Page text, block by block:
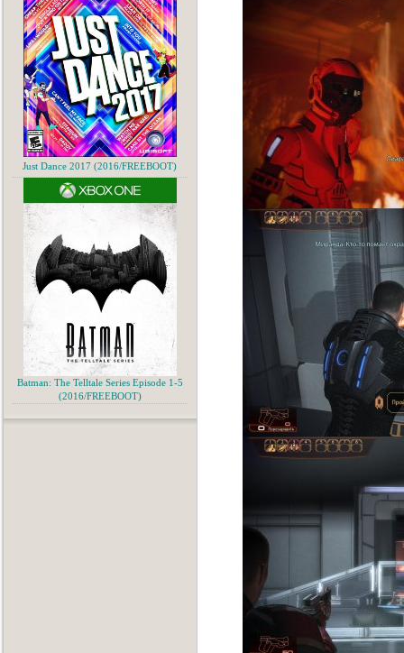
Just Dance 2017 (2016/FREEBOOT)
Batman: The Telltale Series Episode 1-5
(2016/FREEBOOT)